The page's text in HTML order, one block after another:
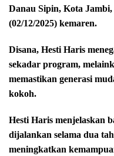
Danau Sipin, Kota Jambi,
(02/12/2025) kemaren.
Disana, Hesti Haris
sekadar program,
memastikan generasi
kokoh.
Hesti Haris menjelaskan
dijalankan selama dua
meningkatkan